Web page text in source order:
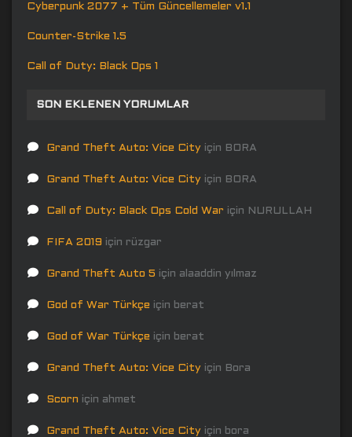
Cyberpunk 2077 + Tüm Güncellemeler v1.1
Counter-Strike 1.5
Call of Duty: Black Ops 1
SON EKLENEN YORUMLAR
Grand Theft Auto: Vice City için BORA
Grand Theft Auto: Vice City için BORA
Call of Duty: Black Ops Cold War için NURULLAH
FIFA 2019 için rüzgar
Grand Theft Auto 5 için alaaddin yılmaz
God of War Türkçe için berat
God of War Türkçe için berat
Grand Theft Auto: Vice City için Bora
Scorn için ahmet
Grand Theft Auto: Vice City için bora